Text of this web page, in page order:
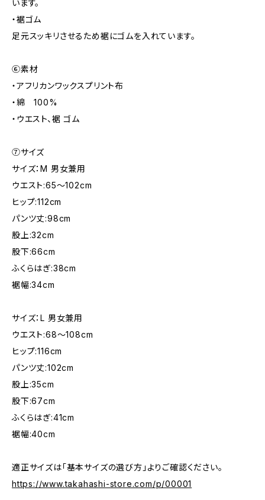
います。
・裾ゴム
足元スッキリさせるため裾にゴムを入れています。
⑥素材
・アフリカンワックスプリント布
・綿 100%
・ウエスト、裾 ゴム
⑦サイズ
サイズ：M 男女兼用
ウエスト:65～102cm
ヒップ:112cm
パンツ丈:98cm
股上:32cm
股下:66cm
ふくらはぎ:38cm
裾幅:34cm
サイズ：L 男女兼用
ウエスト:68〜108cm
ヒップ:116cm
パンツ丈:102cm
股上:35cm
股下:67cm
ふくらはぎ:41cm
裾幅:40cm
適正サイズは「基本サイズの選び方」よりご確認ください。
https://www.takahashi-store.com/p/00001